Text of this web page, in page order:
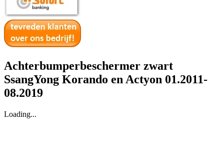
Achterbumperbeschermer zwart
SsangYong Korando en Actyon 01.2011-
08.2019
Loading...